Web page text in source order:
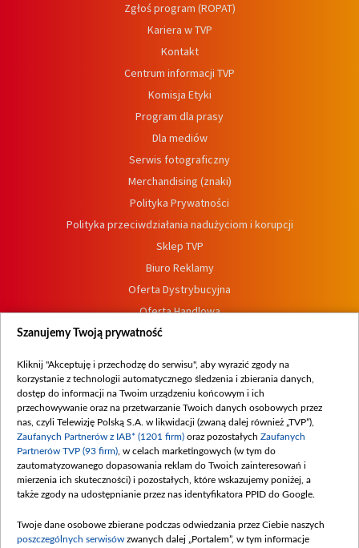
Zgłoś program (ROPAT)
Kariera w TVP
Kontakt
Centrum informacji TVP
Komisja Etyki
Program dla prasy
Dla mediów
Serwis fotograficzny
Merchandising (znaki)
Polityka Prywatności
Polityka przeciwdziałania nadużyciom i korupcji
Sklep TVP
Biuro Reklamy
Oferta Dystrybucyjna
Oferta Handlowa
Dostępność
Procedura zgłoszeń wewnętrznych
Szanujemy Twoją prywatność
Kliknij "Akceptuję i przechodzę do serwisu", aby wyrazić zgody na
korzystanie z technologii automatycznego śledzenia i zbierania danych,
dostęp do informacji na Twoim urządzeniu końcowym i ich
przechowywanie oraz na przetwarzanie Twoich danych osobowych przez
nas, czyli Telewizję Polską S.A. w likwidacji (zwaną dalej również „TVP”),
Zaufanych Partnerów z IAB* (1201 firm) oraz pozostałych Zaufanych
Partnerów TVP (93 firm) , w celach marketingowych (w tym do
zautomatyzowanego dopasowania reklam do Twoich zainteresowań i
mierzenia ich skuteczności) i pozostałych, które wskazujemy poniżej, a
także zgody na udostępnianie przez nas identyfikatora PPID do Google.
Twoje dane osobowe zbierane podczas odwiedzania przez Ciebie naszych
poszczególnych serwisów zwanych dalej „Portalem”, w tym informacje